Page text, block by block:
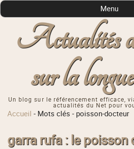
Actualités
sur la
Un blog sur le référencement efficace,
actualités du Net pour
Menu
Accueil - Mots clés - poisson-docteur
garra rufa : le poisson